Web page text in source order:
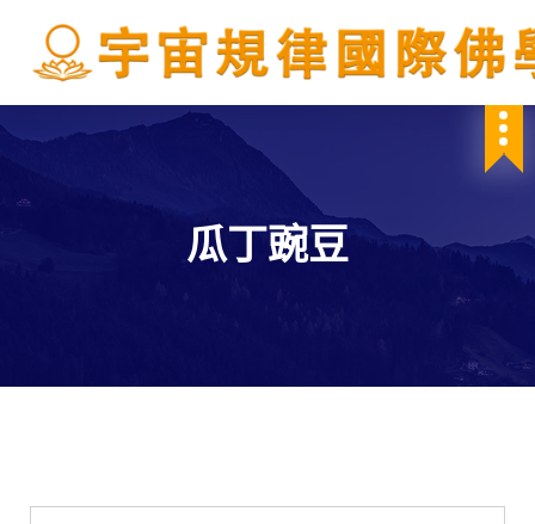
瓜丁豌豆